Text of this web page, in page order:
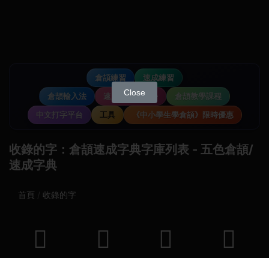
倉頡練習
速成練習
倉頡輸入法
速成輸入法教學
倉頡教學課程
中文打字平台
工具 《中小學生學倉頡》限時優惠
收錄的字：倉頡速成字典字庫列表 - 五色倉頡/
速成字典
首頁 收錄的字
𡚤 𡹦 𠬁 𠌿
Close